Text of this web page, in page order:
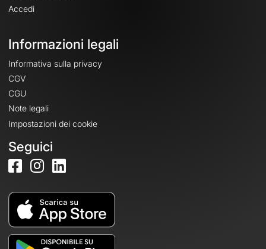
Accedi
Informazioni legali
Informativa sulla privacy
CGV
CGU
Note legali
Impostazioni dei cookie
Seguici